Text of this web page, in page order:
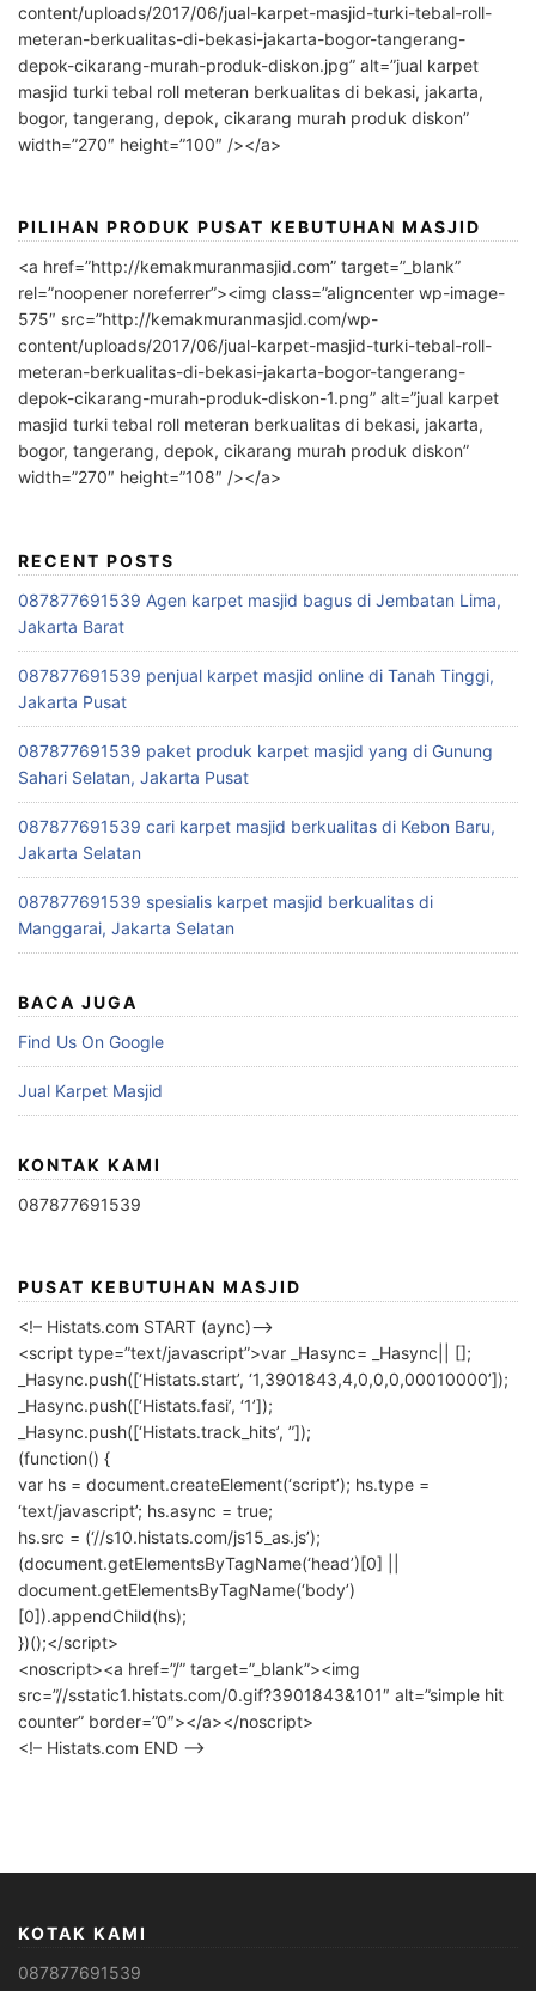
content/uploads/2017/06/jual-karpet-masjid-turki-tebal-roll-
meteran-berkualitas-di-bekasi-jakarta-bogor-tangerang-
depok-cikarang-murah-produk-diskon.jpg” alt=”jual karpet
masjid turki tebal roll meteran berkualitas di bekasi, jakarta,
bogor, tangerang, depok, cikarang murah produk diskon”
width=”270″ height=”100″ /></a>
PILIHAN PRODUK PUSAT KEBUTUHAN MASJID
<a href=”http://kemakmuranmasjid.com” target=”_blank”
rel=”noopener noreferrer”><img class=”aligncenter wp-image-
575″ src=”http://kemakmuranmasjid.com/wp-
content/uploads/2017/06/jual-karpet-masjid-turki-tebal-roll-
meteran-berkualitas-di-bekasi-jakarta-bogor-tangerang-
depok-cikarang-murah-produk-diskon-1.png” alt=”jual karpet
masjid turki tebal roll meteran berkualitas di bekasi, jakarta,
bogor, tangerang, depok, cikarang murah produk diskon”
width=”270″ height=”108″ /></a>
RECENT POSTS
087877691539 Agen karpet masjid bagus di Jembatan Lima,
Jakarta Barat
087877691539 penjual karpet masjid online di Tanah Tinggi,
Jakarta Pusat
087877691539 paket produk karpet masjid yang di Gunung
Sahari Selatan, Jakarta Pusat
087877691539 cari karpet masjid berkualitas di Kebon Baru,
Jakarta Selatan
087877691539 spesialis karpet masjid berkualitas di
Manggarai, Jakarta Selatan
BACA JUGA
Find Us On Google
Jual Karpet Masjid
KONTAK KAMI
087877691539
PUSAT KEBUTUHAN MASJID
<!– Histats.com START (aync)–>
<script type=”text/javascript”>var _Hasync= _Hasync|| [];
_Hasync.push([‘Histats.start’, ‘1,3901843,4,0,0,0,00010000’]);
_Hasync.push([‘Histats.fasi’, ‘1’]);
_Hasync.push([‘Histats.track_hits’, ”]);
(function() {
var hs = document.createElement(‘script’); hs.type =
‘text/javascript’; hs.async = true;
hs.src = (‘//s10.histats.com/js15_as.js’);
(document.getElementsByTagName(‘head’)[0] ||
document.getElementsByTagName(‘body’)
[0]).appendChild(hs);
})();</script>
<noscript><a href=”/” target=”_blank”><img
src=”//sstatic1.histats.com/0.gif?3901843&101″ alt=”simple hit
counter” border=”0″></a></noscript>
<!– Histats.com END –>
KOTAK KAMI
087877691539